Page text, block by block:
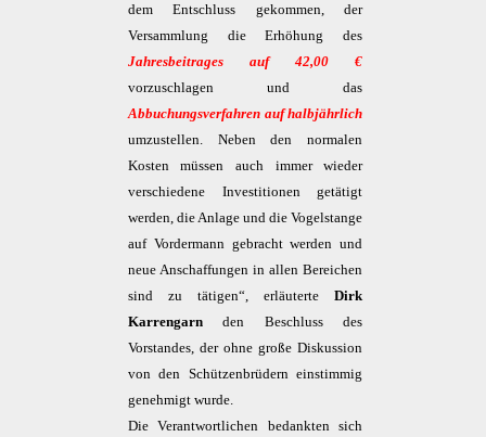
dem Entschluss gekommen, der
Versammlung die Erhöhung des
Jahresbeitrages auf 42,00 €
vorzuschlagen und das
Abbuchungsverfahren auf halbjährlich
umzustellen. Neben den normalen
Kosten müssen auch immer wieder
verschiedene Investitionen getätigt
werden, die Anlage und die Vogelstange
auf Vordermann gebracht werden und
neue Anschaffungen in allen Bereichen
sind zu tätigen“, erläuterteDirk
Karrengarnden Beschluss des
Vorstandes, der ohne große Diskussion
von den Schützenbrüdern einstimmig
genehmigt wurde.
Die Verantwortlichen bedankten sich